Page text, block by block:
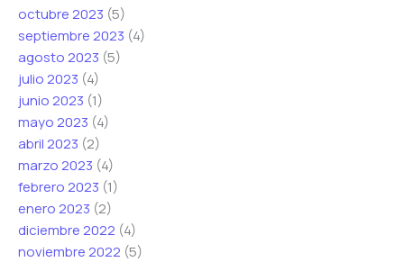
octubre 2023 (5)
septiembre 2023 (4)
agosto 2023 (5)
julio 2023 (4)
junio 2023 (1)
mayo 2023 (4)
abril 2023 (2)
marzo 2023 (4)
febrero 2023 (1)
enero 2023 (2)
diciembre 2022 (4)
noviembre 2022 (5)